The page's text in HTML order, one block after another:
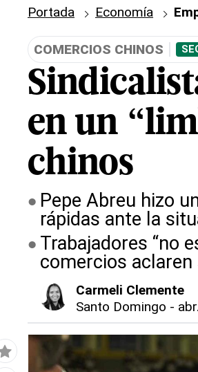
Portada Economía
COMERCIOS CHINOS
en un
chinos
Pepe Abreu hizo
rápidas ante la
Trabajadores “no
comercios
Carmeli Clemente
Santo Domingo -